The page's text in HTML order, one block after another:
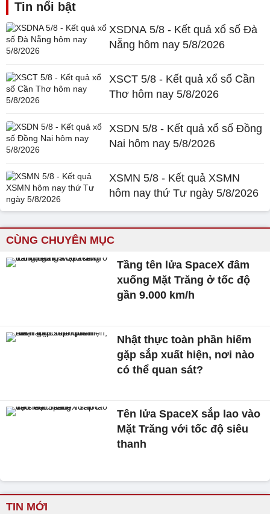
Tin nổi bật
XSDNA 5/8 - Kết quả xổ số Đà
Nẵng hôm nay 5/8/2026
XSCT 5/8 - Kết quả xổ số Cần
Thơ hôm nay 5/8/2026
XSDN 5/8 - Kết quả xổ số Đồng
Nai hôm nay 5/8/2026
XSMN 5/8 - Kết quả XSMN
hôm nay thứ Tư ngày 5/8/2026
CÙNG CHUYÊN MỤC
Tầng tên lửa SpaceX đâm
xuống Mặt Trăng ở tốc độ
gần 9.000 km/h
Nhật thực toàn phần hiếm
gặp sắp xuất hiện, nơi nào
có thể quan sát?
Tên lửa SpaceX sắp lao vào
Mặt Trăng với tốc độ siêu
thanh
TIN MỚI